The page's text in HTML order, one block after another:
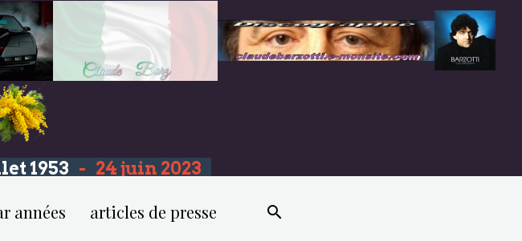
1953 - 24 juin 2023
années articles de presse